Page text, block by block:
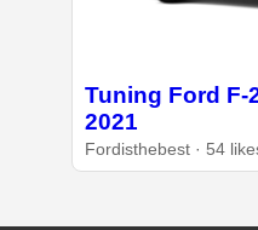
Tuning Ford F-
2021
Fordisthebest · 54